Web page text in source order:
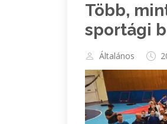
Több,
sportági
Általános